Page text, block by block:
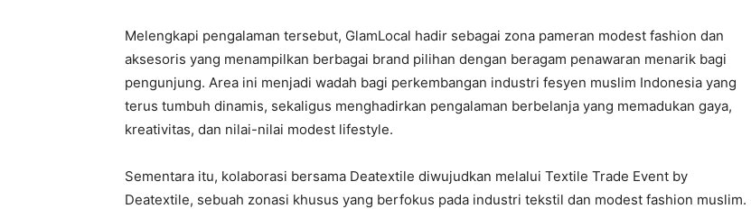
Melengkapi pengalaman tersebut, GlamLocal hadir sebagai zona pameran modest fashion dan
aksesoris yang menampilkan berbagai brand pilihan dengan beragam penawaran menarik bagi
pengunjung. Area ini menjadi wadah bagi perkembangan industri fesyen muslim Indonesia yang
terus tumbuh dinamis, sekaligus menghadirkan pengalaman berbelanja yang memadukan gaya,
kreativitas, dan nilai-nilai modest lifestyle.
Sementara itu, kolaborasi bersama Deatextile diwujudkan melalui Textile Trade Event by
Deatextile, sebuah zonasi khusus yang berfokus pada industri tekstil dan modest fashion muslim.